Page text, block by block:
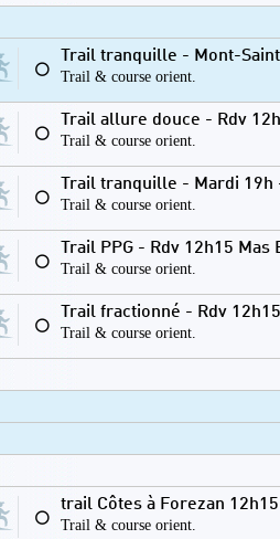
⚪
Trail tranquille - Mont-
Trail & course orient.
⚪
Trail allure douce - Rdv
Trail & course orient.
⚪
Trail tranquille - Mardi
Trail & course orient.
⚪
Trail PPG - Rdv 12h15 Mas
Trail & course orient.
⚪
Trail fractionné - Rdv
Trail & course orient.
⚪
trail Côtes à Forezan
Trail & course orient.